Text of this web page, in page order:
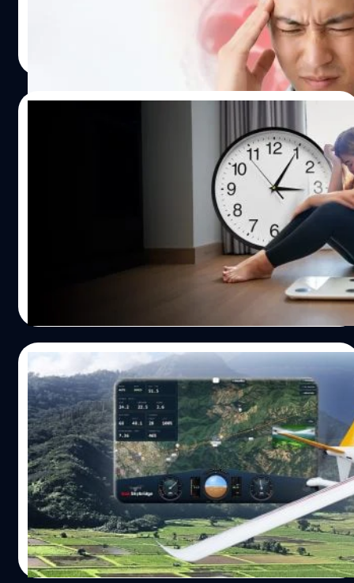
เป็นเรื่องของสิทธิส่วนบุคคล แต่จริง ๆ แล้วใช่หรือไม่กันแน่
“การสูบบุหรี่ในบ้านตัวเอง ถือเป็นสิทธิที่ทำได้โดยสมบูรณ์หรือ
ไม่ ?” คำตอบคือ ไม่ใช่สิทธิที่ทำได้โดยสมบูรณ์ หากการกระ
ทำนั้นไปละเมิดหรือสร้างความเดือดร้อนแก่ผู้อื่น ตามพระราช
บัญญัติการสาธารณสุข พ.ศ. 2535 ได้นิยามคำว่า "เหตุ
รำคาญ" ไว้อย่างชัดเจนใน มาตรา 25 (4) ว่า "การกระทำใด ๆ
อันเป็นเหตุให้เกิดกลิ่น แสง รังสี เสียง ความร้อน…
มากกว่าที่เรารู้ งานวิจัยพบว่า คนแต่ละกรุ๊ปเลือด อาจมีความ
เสี่ยงเกิดโรคหลอดเลือดสมองที่เกิดก่อนอายุ 60 ปี ไม่เท่ากัน
แม้ความเสี่ยงที่เพิ่มขึ้นจะอยู่ระดับไม่มาก แต่ก็ช่วยให้นักวิจัย
สามารถเข้าใจปัจจัยของโรคนี้ได้มากขึ้น งานวิจัยที่ตีพิมพ์ใน
วารสาร Neurology วิเคราะห์ข้อมูลทางพันธุกรรมจากการ
ศึกษากว่า 48 งานวิจัย โดยมีผู้ป่วยโรคหลอดเลือดสมอง
ประมาณ 17,000 คน และกลุ่มเปรียบเทียบเกือบ 600,000 คน
อายุระหว่าง 18–59 ปี เพื่อตรวจสอบว่า พันธุกรรมแบบใดอาจ
ทำให้บางคนเสี่ยงเป็นโรคหลอดเลือดสมองตั้งแต่อายุน้อย
มากกว่าคนอื่น แต่ละกรุ๊ปเลือดมีความเสี่ยงไม่เท่ากัน ผลการ
ศึกษาพบว่า คนที่มีกรุ๊ปเลือดย่อย A1 มีโอกาสเกิดโรคหลอด
เลือดสมองก่อนอายุ 60 ปี สูงขึ้นประมาณ 16% เมื่อเทียบกับ
กรุ๊ปเลือดอื่น ขณะที่ผู้ที่มียีนของกรุ๊ปเลือด O1 มีความเสี่ยงลด
ลงประมาณ 12% โดย A1 ไม่ใช่กรุ๊ปเลือดใหม่ แต่เป็นกรุ๊ปเลือด
ย่อยของกรุ๊ป A และเป็นชนิดที่พบได้บ่อยที่สุด คิดเป็น
ประมาณ 80% ของผู้ที่มีกรุ๊ปเลือด A ส่วนที่เหลือส่วนใหญ่เป็น
เวลานอนหายไปแค่วันละ 80 นาที ก็ทำให้อ้วน
หลาย ๆ คนอาจคิดว่า "น้ำหนักขึ้น" เกิดจากการกินที่มากไป
หรือการออกกำลังกายที่น้อยไป แต่ล่าสุด งานวิจัยใหม่กลับ
พบว่า การนอนน้อยลงเพียงวันละประมาณ 80 นาที ก็อาจ
ทำให้น้ำหนักตัวเพิ่มขึ้นได้ นักวิจัยจากคณะแพทยศาสตร์ของ
วิทยาลัย Columbia University ได้ศึกษาผู้ใหญ่จำนวน 95 คน
ที่ปกตินอนคืนละ 7-8 ชั่วโมง โดยให้ผู้เข้าร่วมทดลองเข้านอน
ช้าลงประมาณ 90 นาที ทำให้เวลานอนเฉลี่ยลดลงราว 80 นาที
ต่อคืน ติดต่อกันเป็นเวลา 6 สัปดาห์ ก่อนเปรียบเทียบกับช่วง
ที่นอนตามปกติ ผลการศึกษาพบว่า ผู้เข้าร่วมมีน้ำหนักตัวเพิ่ม
ขึ้นเฉลี่ยประมาณ 0.45 กิโลกรัม และใช้เวลาไปกับการนั่งหรือ
ทำกิจกรรมที่ใช้พลังงานน้อยมากขึ้น เมื่อเทียบกับช่วงที่นอน
หลับเพียงพอ ที่ผ่านมา งานวิจัยส่วนใหญ่มักศึกษาผลของ การ
อดนอนอย่างหนัก เช่น นอนเพียง 4 ชั่วโมงต่อคืน ซึ่งไม่ใช่
พฤติกรรมของคนส่วนใหญ่ แต่การศึกษาครั้งนี้ต้องการจำลอง
สถานการณ์ที่พบได้จริง เพราะปัจจุบันมีคนจำนวนไม่น้อย
ที่นอนเพียง 5-6 ชั่วโมงต่อคืน เป็นประจำ นักวิจัยยังระบุว่า
หากนอนน้อยในลักษณะนี้ต่อเนื่องเป็นเวลาหลายเดือนหรือ
หลายปี อาจเพิ่มความเสี่ยงของโรคอ้วน โรคหัวใจ และโรคเบา
หวานได้ นอกจากนี้…
Read More
17/07/2026
เจาะลึก “ปฏิบัติการอากาศยานไร้คนขับ
ทางการแพทย์” พร้อมเทคโนโลยี “True
SkyBridge” พลิกโฉมโลจิสติกส์สาธารณสุข
ไทย ประเดิมบินโดรนส่งเลือด-เวชภัณฑ์ อ. ปัว
จ. น่าน
ท่ามกลางภูมิประเทศอันสลับซับซ้อนของประเทศไทย "ระยะ
ทางและเวลา" มักกลายเป็นอุปสรรคสำคัญที่พรากโอกาสใน
การรักษาชีวิตของผู้คนในพื้นที่ห่างไกล โดยเฉพาะในยามเกิด
ภัยพิบัติทางธรรมชาติที่ตัดขาดการสัญจรทางบกไร้ทางเข้าถึง
BT จะพาไปเจาะลึกเบื้องหลังปฏิบัติการสำคัญด้าน
สาธารณสุขไทยครั้งประวัติศาสตร์ใน “ปฏิบัติการอากาศยาน
รัตนาภรณ์ ศรีนวลจันทร์| 21 days ago